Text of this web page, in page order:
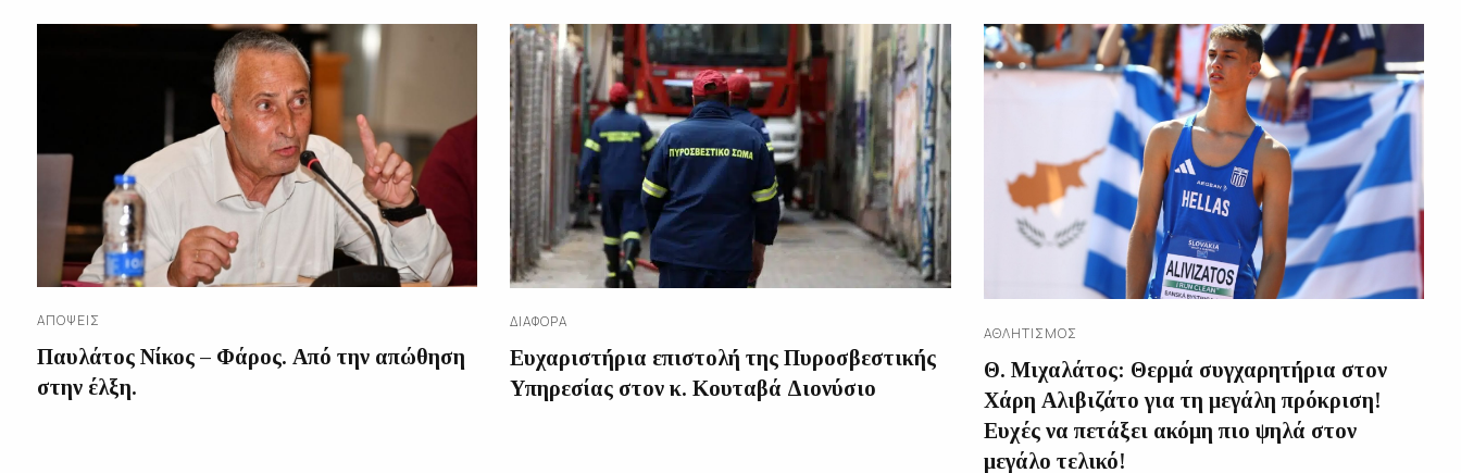
ΑΠΌΨΕΙΣ
Παυλάτος Νίκος – Φάρος. Από την απώθηση
στην έλξη.
ΔΙΑΦΟΡΑ
Ευχαριστήρια επιστολή της Πυροσβεστικής
Υπηρεσίας στον κ. Κουταβά Διονύσιο
ΑΘΛΗΤΙΣΜΌΣ
Θ. Μιχαλάτος: Θερμά συγχαρητήρια στον
Χάρη Αλιβιζάτο για τη μεγάλη πρόκριση!
Ευχές να πετάξει ακόμη πιο ψηλά στον
μεγάλο τελικό!